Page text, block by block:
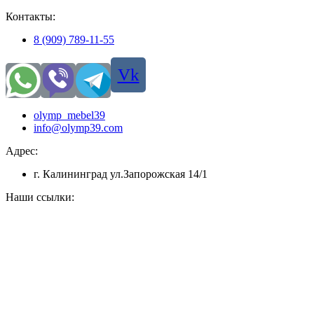
Контакты:
8 (909) 789-11-55
Vk
olymp_mebel39
info@olymp39.com
Адрес:
г. Калининград ул.Запорожская 14/1
Наши ссылки: